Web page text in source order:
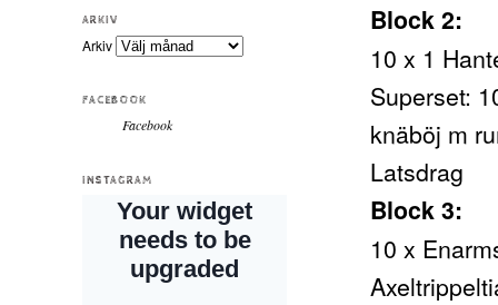
Block 2:
10 x 1
Superset:
knäböj m
Latsdrag
Block 3:
10 x
ARKIV
Arkiv
FACEBOOK
Facebook
INSTAGRAM